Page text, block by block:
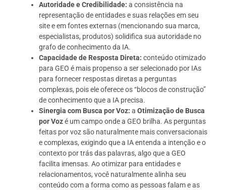
Autoridade e Credibilidade: a consistência na
representação de entidades e suas relações em seu
site e em fontes externas (mencionando sua marca,
especialistas, produtos) solidifica sua autoridade no
grafo de conhecimento da IA.
Capacidade de Resposta Direta: conteúdo otimizado
para GEO é mais propenso a ser selecionado por IAs
para fornecer respostas diretas a perguntas
complexas, pois ele oferece os “blocos de construção”
de conhecimento que a IA precisa.
Sinergia com Busca por Voz: a Otimização de Busca
por Vozé um campo onde a GEO brilha. As perguntas
feitas por voz são naturalmente mais conversacionais
e complexas, exigindo que a IA entenda a intenção e o
contexto por trás das palavras, algo que a GEO
facilita imensas. Ao otimizar para entidades e
relacionamentos, você naturalmente alinha seu
conteúdo com a forma como as pessoas falam e as